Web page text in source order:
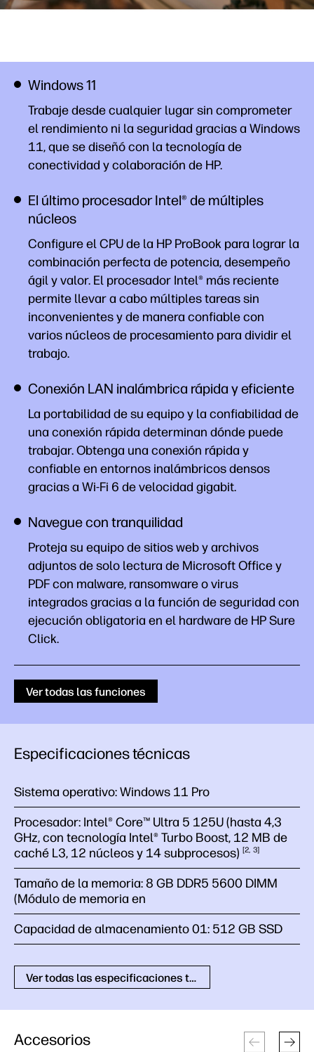
Windows 11
Trabaje desde cualquier lugar sin comprometer
el rendimiento ni la seguridad gracias a Windows
11, que se diseñó con la tecnología de
conectividad y colaboración de HP.
El último procesador Intel® de múltiples
núcleos
Configure el CPU de la HP ProBook para lograr la
combinación perfecta de potencia, desempeño
ágil y valor. El procesador Intel® más reciente
permite llevar a cabo múltiples tareas sin
inconvenientes y de manera confiable con
varios núcleos de procesamiento para dividir el
trabajo.
Conexión LAN inalámbrica rápida y eficiente
La portabilidad de su equipo y la confiabilidad de
una conexión rápida determinan dónde puede
trabajar. Obtenga una conexión rápida y
confiable en entornos inalámbricos densos
gracias a Wi-Fi 6 de velocidad gigabit.
Navegue con tranquilidad
Proteja su equipo de sitios web y archivos
adjuntos de solo lectura de Microsoft Office y
PDF con malware, ransomware o virus
integrados gracias a la función de seguridad con
ejecución obligatoria en el hardware de HP Sure
Click.
Ver todas las funciones
Especificaciones técnicas
Sistema operativo:Windows 11 Pro
Procesador: Intel® Core™ Ultra 5 125U (hasta 4,3
GHz, con tecnología Intel® Turbo Boost, 12 MB de
caché L3, 12 núcleos y 14subprocesos) 2 3
Tamaño de la memoria:8 GB DDR5 5600 DIMM
(Módulo de memoria en
Capacidad de almacenamiento 01: 512 GB SSD
Ver todas las especificaciones técnicas
Accesorios